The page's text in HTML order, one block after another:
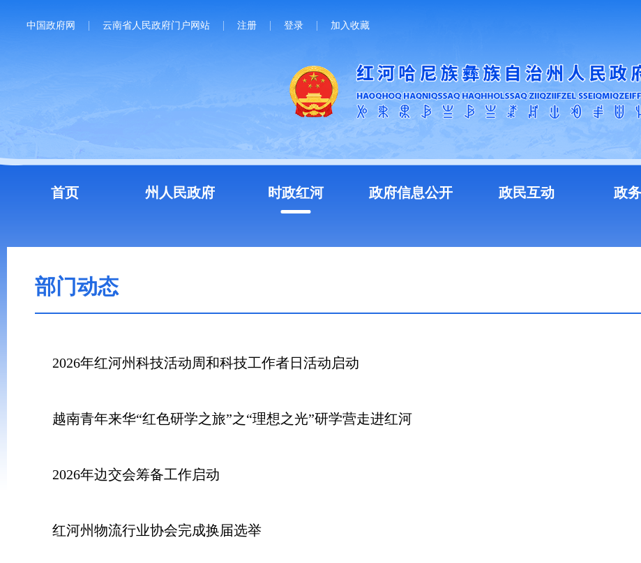
中国政府网 云南省人民政府门户网站 注册 登录 加入收藏
首页 州人民政府 时政红河 政府信息公开 政民互动 政
部门动态
2026年红河州科技活动周和科技工作者日活动启动
越南青年来华“红色研学之旅”之“理想之光”研学营走进红河
2026年边交会筹备工作启动
红河州物流行业协会完成换届选举